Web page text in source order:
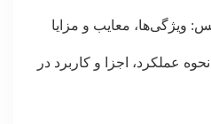
ویژگی‌ها، معایب و مزایا
عملکرد، اجزا و کاربرد در